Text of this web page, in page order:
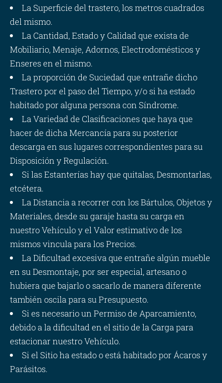
La Superficie del trastero, los metros cuadrados
del mismo.
La Cantidad, Estado y Calidad que exista de
Mobiliario, Menaje, Adornos, Electrodomésticos y
Enseres en el mismo.
La proporción de Suciedad que entrañe dicho
Trastero por el paso del Tiempo, y/o si ha estado
habitado por alguna persona con Síndrome.
La Variedad de Clasificaciones que haya que
hacer de dicha Mercancía para su posterior
descarga en sus lugares correspondientes para su
Disposición y Regulación.
Si las Estanterías hay que quitalas, Desmontarlas,
etcétera.
La Distancia a recorrer con los Bártulos, Objetos y
Materiales, desde su garaje hasta su carga en
nuestro Vehículo y el Valor estimativo de los
mismos vincula para los Precios.
La Dificultad excesiva que entrañe algún mueble
en su Desmontaje, por ser especial, artesano o
hubiera que bajarlo o sacarlo de manera diferente
también oscila para su Presupuesto.
Si es necesario un Permiso de Aparcamiento,
debido a la dificultad en el sitio de la Carga para
estacionar nuestro Vehículo.
Si el Sitio ha estado o está habitado por Ácaros y
Parásitos.